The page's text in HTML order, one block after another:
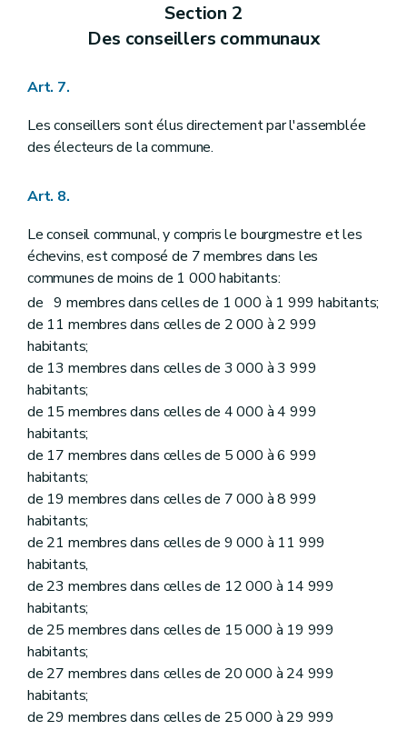
Art. 95
Section 6 Des votes
Art. 99
Chapitre III Des réunions et des délibérations du collège des bourgmestre et échevins
Art. 103
Art. 104
Art. 105
Art. 106
Art. 107
Chapitre IV Dispositions applicables aux actes des autorités communales
Section première
Art. 108
Art. 109
Art. 110
Section 2 De la publication des actes
Art. 113
Art. 114
Section 3 Disposition générale
Titre II
Des attributions
Chapitre premier Des attributions du conseil communal
Art. 117
Art. 118
Art. 119
Art. 119bis
Art. 120
Art. 120
Art. 121
Section 2
Des conseillers communaux
Art. 7.
Les conseillers sont élus directement par l'assemblée
des électeurs de la commune.
Art. 8.
Le conseil communal, y compris le bourgmestre et les
échevins, est composé de 7 membres dans les
communes de moins de 1 000 habitants:
de 9 membres dans celles de 1 000 à 1 999 habitants;
de 11 membres dans celles de 2 000 à 2 999
habitants;
de 13 membres dans celles de 3 000 à 3 999
habitants;
de 15 membres dans celles de 4 000 à 4 999
habitants;
de 17 membres dans celles de 5 000 à 6 999
habitants;
de 19 membres dans celles de 7 000 à 8 999
habitants;
de 21 membres dans celles de 9 000 à 11 999
habitants,
de 23 membres dans celles de 12 000 à 14 999
habitants;
de 25 membres dans celles de 15 000 à 19 999
habitants;
de 27 membres dans celles de 20 000 à 24 999
habitants;
de 29 membres dans celles de 25 000 à 29 999